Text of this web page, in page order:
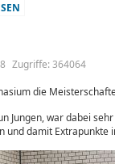
Zugriffe: 364064
die
Jungen, war dabei
und damit